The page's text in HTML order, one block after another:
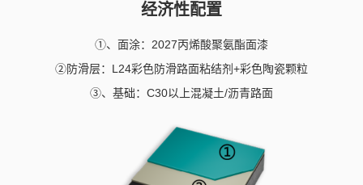
经济性配置
①、面涂：2027丙烯酸聚氨酯面漆
②防滑层：L24彩色防滑路面粘结剂+彩色陶瓷颗粒
③、基础：C30以上混凝土/沥青路面